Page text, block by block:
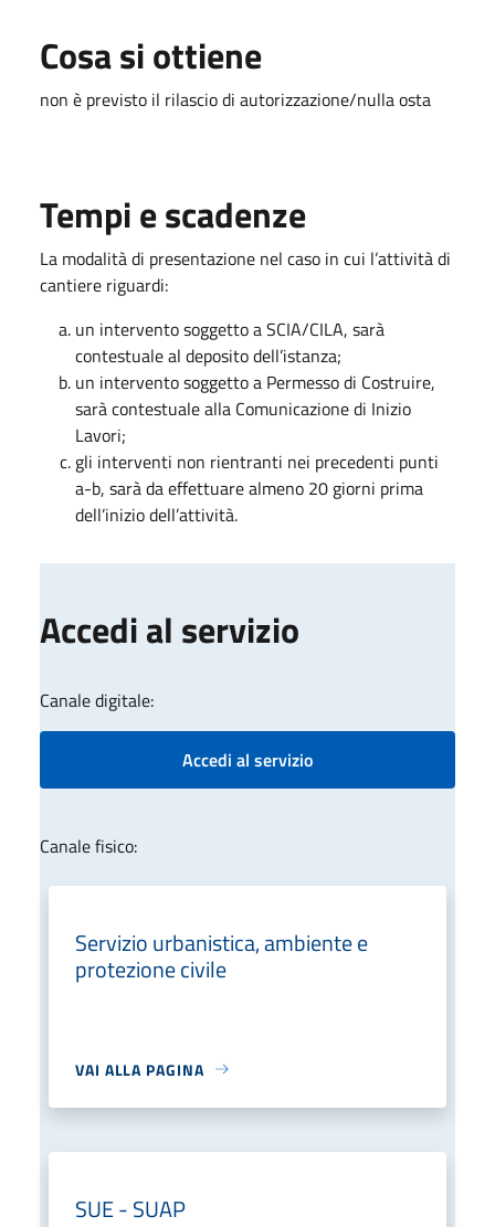
Cosa si ottiene
non è previsto il rilascio di autorizzazione/nulla osta
Tempi e scadenze
La modalità di presentazione nel caso in cui l’attività di
cantiere riguardi:
un intervento soggetto a SCIA/CILA, sarà
contestuale al deposito dell’istanza;
un intervento soggetto a Permesso di Costruire,
sarà contestuale alla Comunicazione di Inizio
Lavori;
gli interventi non rientranti nei precedenti punti
a-b, sarà da effettuare almeno 20 giorni prima
dell’inizio dell’attività.
Accedi al servizio
Canale digitale:
Accedi al servizio
Canale fisico:
Servizio urbanistica, ambiente e
protezione civile
VAI ALLA PAGINA
SUE - SUAP